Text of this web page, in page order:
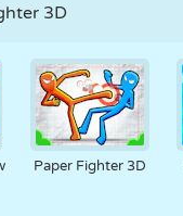
3D
Paper Fighter 3D